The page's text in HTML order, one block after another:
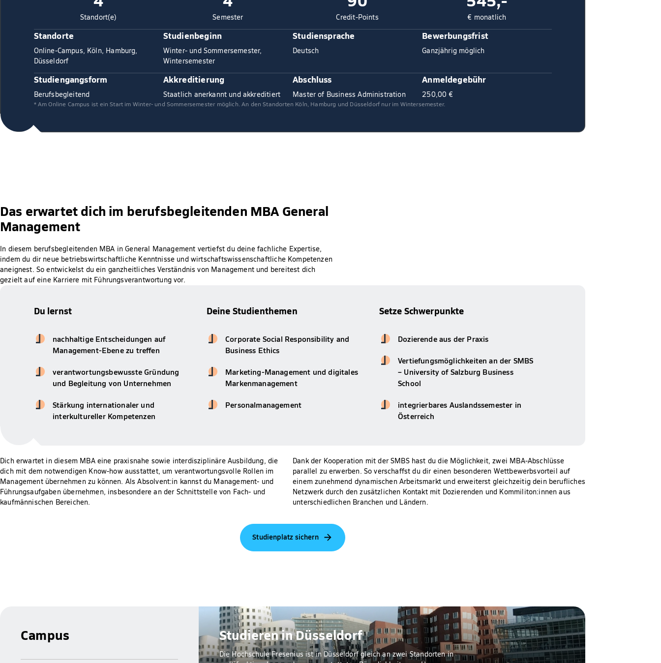
Standort(e) Semester Credit-Points € monatlich
Standorte
Online-Campus, Köln, Hamburg,
Düsseldorf
Studienbeginn
Winter- und Sommersemester,
Wintersemester
Studiensprache
Deutsch
Bewerbungsfrist
Ganzjährig möglich
Studiengangsform
Berufsbegleitend
Akkreditierung
Staatlich anerkannt und akkreditiert
Abschluss
Master of Business Administration
Anmeldegebühr
250,00 €
* Am Online Campus ist ein Start im Winter- und Sommersemester möglich. An den Standorten Köln, Hamburg und Düsseldorf nur im Wintersemester.
Das erwartet dich im berufsbegleitenden MBA General
Management
In diesem berufsbegleitenden MBA in General Management vertiefst du deine fachliche Expertise,
indem du dir neue betriebswirtschaftliche Kenntnisse und wirtschaftswissenschaftliche Kompetenzen
aneignest. So entwickelst du ein ganzheitliches Verständnis von Management und bereitest dich
gezielt auf eine Karriere mit Führungsverantwortung vor.
Du lernst
nachhaltige Entscheidungen auf
Management-Ebene zu treffen
verantwortungsbewusste Gründung
und Begleitung von Unternehmen
Stärkung internationaler und
interkultureller Kompetenzen
Deine Studienthemen
Corporate Social Responsibility and
Business Ethics
Marketing-Management und digitales
Markenmanagement
Personalmanagement
Setze Schwerpunkte
Dozierende aus der Praxis
Vertiefungsmöglichkeiten an der SMBS
– University of Salzburg Business
School
integrierbares Auslandssemester in
Österreich
Dich erwartet in diesem MBA eine praxisnahe sowie interdisziplinäre Ausbildung, die
dich mit dem notwendigen Know-how ausstattet, um verantwortungsvolle Rollen im
Management übernehmen zu können. Als Absolvent:in kannst du Management- und
Führungsaufgaben übernehmen, insbesondere an der Schnittstelle von Fach- und
kaufmännischen Bereichen.
Dank der Kooperation mit der SMBS hast du die Möglichkeit, zwei MBA-Abschlüsse
parallel zu erwerben. So verschaffst du dir einen besonderen Wettbewerbsvorteil auf
einem zunehmend dynamischen Arbeitsmarkt und erweiterst gleichzeitig dein berufliches
Netzwerk durch den zusätzlichen Kontakt mit Dozierenden und Kommiliton:innen aus
unterschiedlichen Branchen und Ländern.
Studienplatz sichern
Campus Studieren in Düsseldorf
Die Hochschule Fresenius ist in Düsseldorf gleich an zwei Standorten in